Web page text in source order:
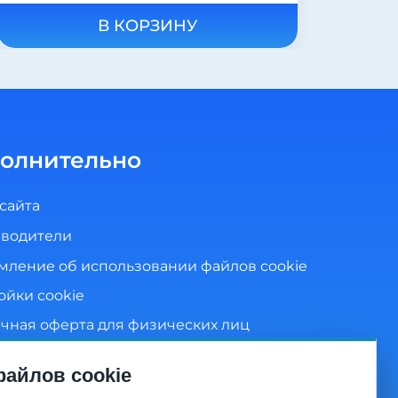
В КОРЗИНУ
об использовании файлов cookie
cookie
оферта для физических лиц
на обработку персональных данных
cookie